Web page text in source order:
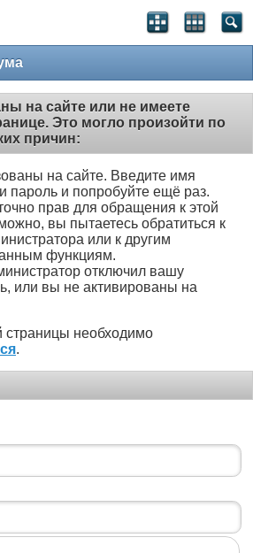
на сайте или не имеете
Это могло произойти по
причин:
на сайте. Введите имя
пароль и попробуйте ещё раз.
прав для обращения к этой
вы пытаетесь обратиться к
или к другим
функциям.
отключил вашу
или вы не активированы на
страницы необходимо
.